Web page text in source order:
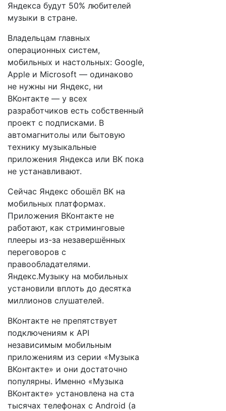
Яндекса будут 50% любителей
музыки в стране.
Владельцам главных
операционных систем,
мобильных и настольных: Google,
Apple и Microsoft — одинаково
не нужны ни Яндекс, ни
ВКонтакте — у всех
разработчиков есть собственный
проект с подписками. В
автомагнитолы или бытовую
технику музыкальные
приложения Яндекса или ВК пока
не устанавливают.
Сейчас Яндекс обошёл ВК на
мобильных платформах.
Приложения ВКонтакте не
работают, как стриминговые
плееры из-за незавершённых
переговоров с
правообладателями.
Яндекс.Музыку на мобильных
установили вплоть до десятка
миллионов слушателей.
ВКонтакте не препятствует
подключениям к API
независимым мобильным
приложениям из серии «Музыка
ВКонтакте» и они достаточно
популярны. Именно «Музыка
ВКонтакте» установлена на ста
тысячах телефонах с Android (а